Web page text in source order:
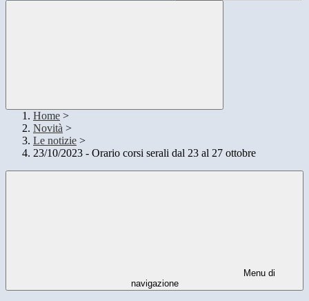
Home >
Novità >
Le notizie >
23/10/2023 - Orario corsi serali dal 23 al 27 ottobre
Menu di
navigazione